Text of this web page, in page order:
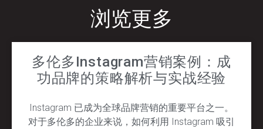
浏览更多
多伦多Instagram营销案例：成
功品牌的策略解析与实战经验
Instagram 已成为全球品牌营销的重要平台之一。
对于多伦多的企业来说，如何利用 Instagram 吸引